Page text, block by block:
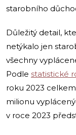
starobního
Důležitý detail,
netýkalo jen
všechny
Podle statistické
roku 2023
milionu
v roce 2023